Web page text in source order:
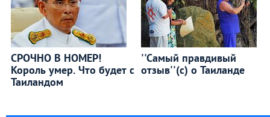
СРОЧНО В НОМЕР!
Король умер. Что будет с
Таиландом
''Самый правдивый
отзыв''(с) о Таиланде